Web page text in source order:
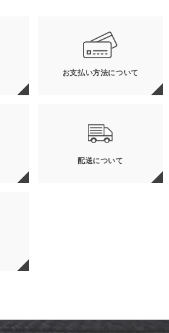
お支払い方法について
配送について